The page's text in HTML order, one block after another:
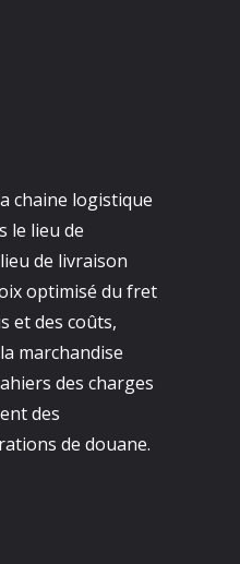
chaine logistique
le lieu de
de livraison
optimisé du fret
et des coûts,
marchandise
des charges
des
de douane.